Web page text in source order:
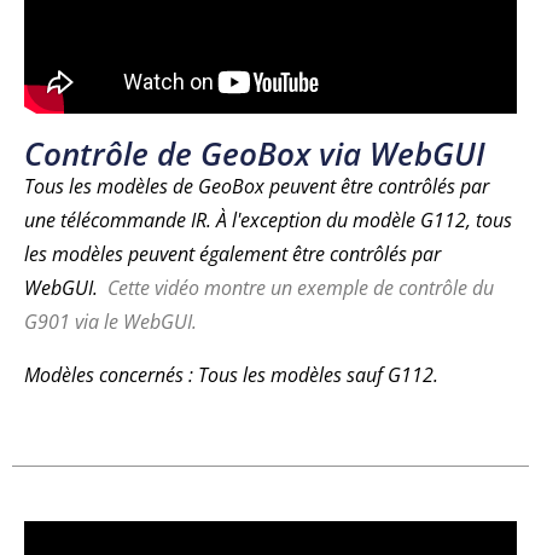
Contrôle de GeoBox via WebGUI
Tous les modèles de GeoBox peuvent être contrôlés par
une télécommande IR. À l'exception du modèle G112, tous
les modèles peuvent également être contrôlés par
WebGUI. Cette vidéo montre un exemple de contrôle du
G901 via le WebGUI.
Modèles concernés : Tous les modèles sauf G112.